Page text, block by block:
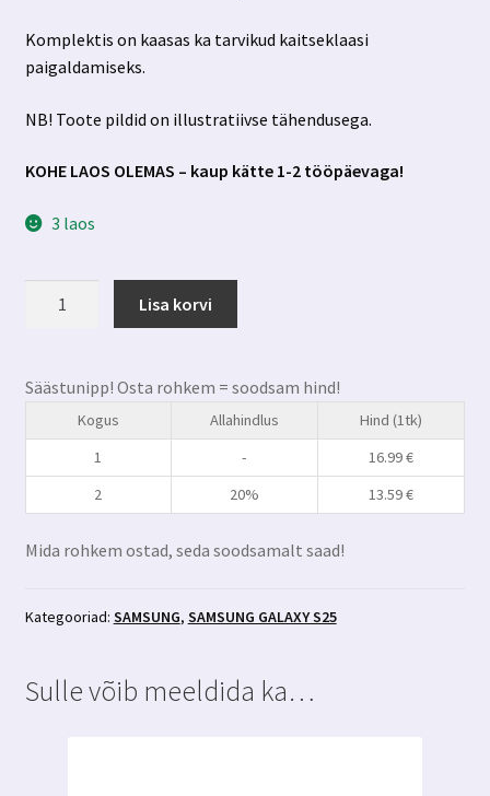
Komplektis on kaasas ka tarvikud kaitseklaasi
paigaldamiseks.
NB! Toote pildid on illustratiivse tähendusega.
KOHE LAOS OLEMAS – kaup kätte 1-2 tööpäevaga!
3 laos
3mk
Hardglass
Max+aplikaator
kogus
Lisa korvi
Säästunipp! Osta rohkem = soodsam hind!
Kogus Allahindlus
Hind (1tk)
1
- 16.99€
2
20% 13.59€
Mida rohkem ostad, seda soodsamalt saad!
Kategooriad: SAMSUNG, SAMSUNG GALAXY S25
Sulle võib meeldida ka…